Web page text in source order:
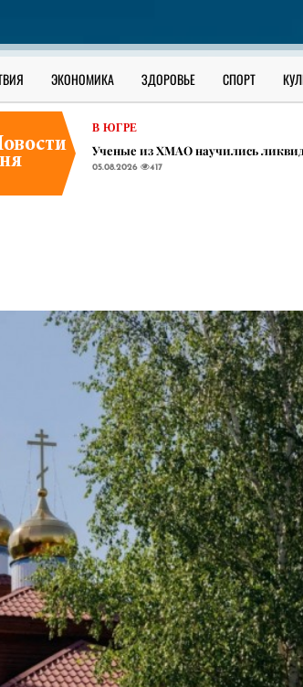
ЭКОНОМИКА ЗДОРОВЬЕ СПОРТ
Пар вне закона: крупную партию
05.08.2026 405
В ЮГРЕ
​Ученые из ХМАО научились
05.08.2026 417
Жертву ДТП с размозженной